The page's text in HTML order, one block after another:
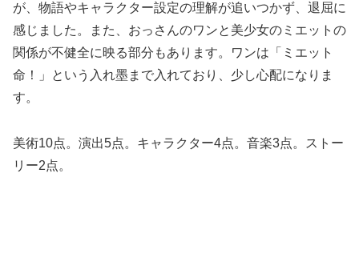
が、物語やキャラクター設定の理解が追いつかず、退屈に
感じました。また、おっさんのワンと美少女のミエットの
関係が不健全に映る部分もあります。ワンは「ミエット
命！」という入れ墨まで入れており、少し心配になりま
す。
美術10点。演出5点。キャラクター4点。音楽3点。ストー
リー2点。